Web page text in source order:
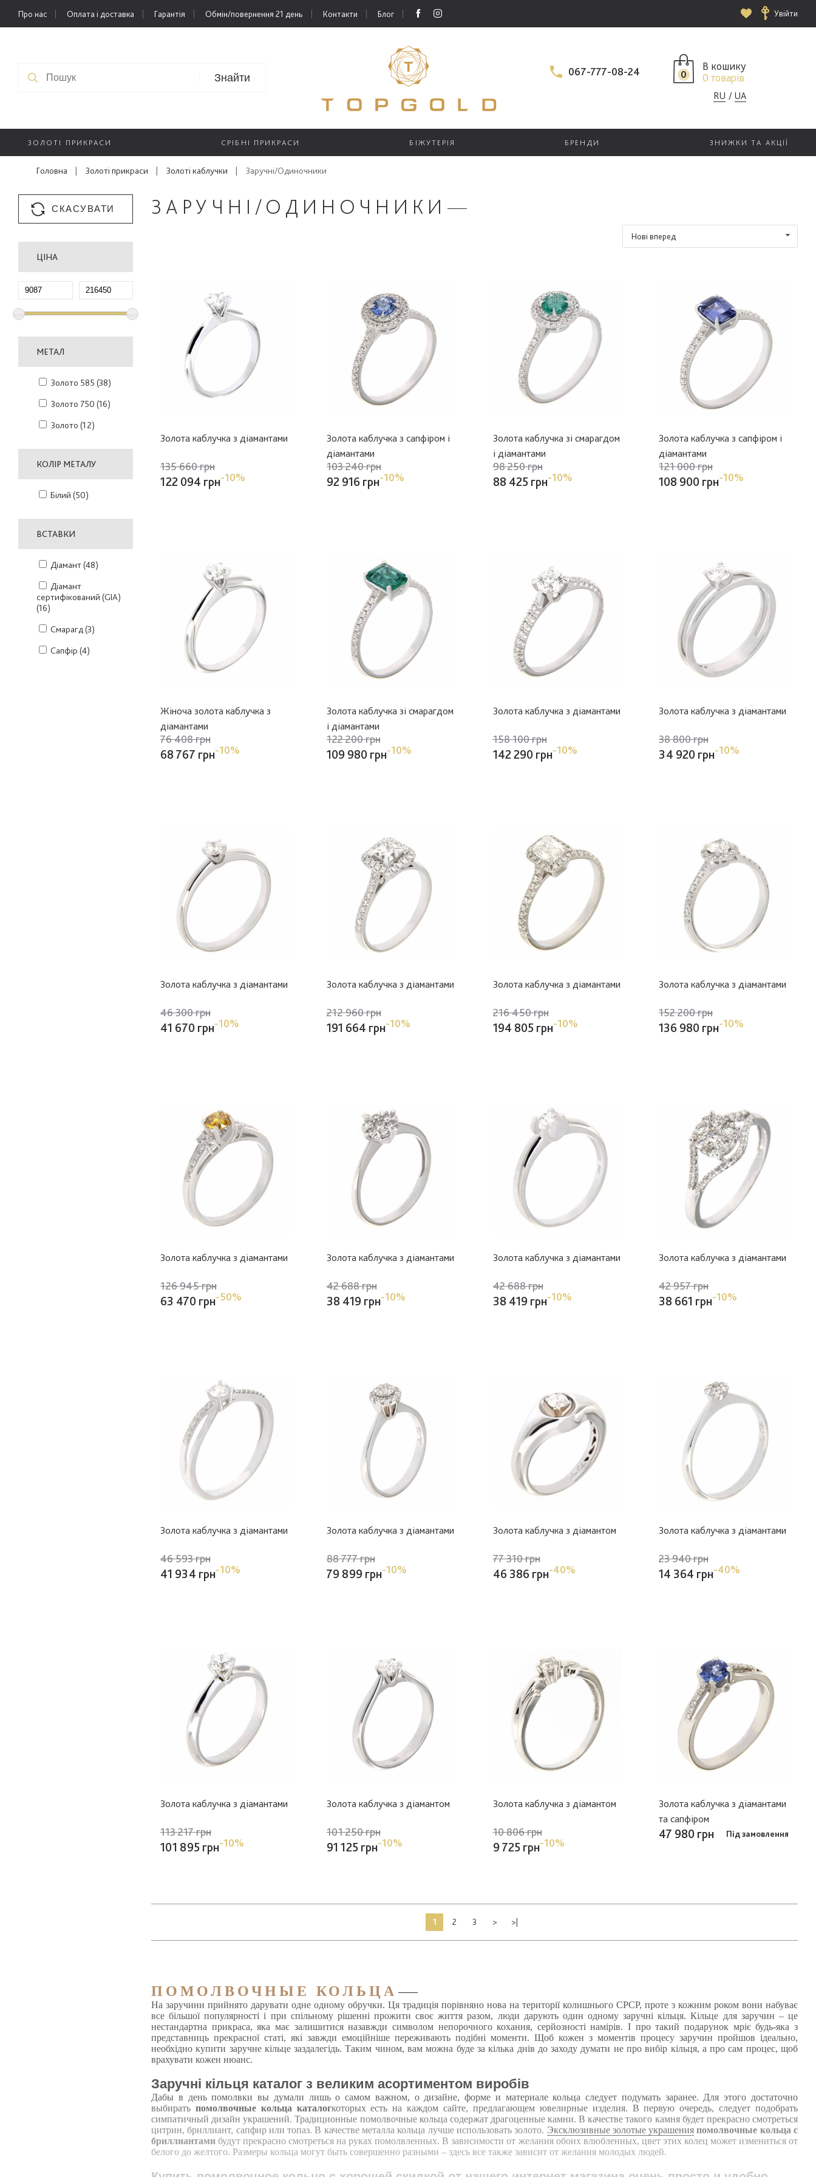
Про нас Оплата і доставка Гарантія Обмін/повернення 21 день Контакти Блог Увійти
Знайти 067-777-08-24 0
В кошику
0 товарів
RU UA
ЗОЛОТІ ПРИКРАСИ СРІБНІ ПРИКРАСИ БІЖУТЕРІЯ БРЕНДИ ЗНИЖКИ ТА АКЦІЇ
Головна | Золоті прикраси | Золоті каблучки | Заручні/Одиночники
СКАСУВАТИ
ЦІНА
МЕТАЛ
Золото 585 (38)
Золото 750 (16)
Золото (12)
КОЛІР МЕТАЛУ
Білий (50)
ВСТАВКИ
Діамант(48)
Діамант
сертифікований (GIA)
(16)
Смарагд(3)
Сапфір (4)
ЗАРУЧНІ/ОДИНОЧНИКИ
Нові вперед
Золота каблучка з діамантами
135 660 грн
122 094 грн-10%
Золота каблучка з сапфіром і
діамантами
103 240 грн
92 916 грн-10%
Золота каблучка зі смарагдом
і діамантами
98 250 грн
88 425 грн-10%
Золота каблучка з сапфіром і
діамантами
121 000 грн
108 900 грн-10%
Жіноча золота каблучка з
діамантами
76 408 грн
68 767 грн-10%
Золота каблучка зі смарагдом
і діамантами
122 200 грн
109 980 грн-10%
Золота каблучка з діамантами
158 100 грн
142 290 грн-10%
Золота каблучка з діамантами
38 800 грн
34 920 грн-10%
Золота каблучка з діамантами
46 300 грн
41 670 грн-10%
Золота каблучка з діамантами
212 960 грн
191 664 грн-10%
Золота каблучка з діамантами
216 450 грн
194 805 грн-10%
Золота каблучка з діамантами
152 200 грн
136 980 грн-10%
Золота каблучка з діамантами
126 945 грн
63 470 грн-50%
Золота каблучка з діамантами
42 688 грн
38 419 грн-10%
Золота каблучка з діамантами
42 688 грн
38 419 грн-10%
Золота каблучка з діамантами
42 957 грн
38 661 грн-10%
Золота каблучка з діамантами
46 593 грн
41 934 грн-10%
Золота каблучка з діамантами
88 777 грн
79 899 грн-10%
Золота каблучка з діамантом
77 310 грн
46 386 грн-40%
Золота каблучка з діамантами
23 940 грн
14 364 грн-40%
Золота каблучка з діамантами
113 217 грн
101 895 грн-10%
Золота каблучка з діамантом
101 250 грн
91 125 грн-10%
Золота каблучка з діамантом
10 806 грн
9 725 грн-10%
Золота каблучка з діамантами
та сапфіром
47 980 грн Під замовлення
1 2 3 > >|
ПОМОЛВОЧНЫЕ КОЛЬЦА
На заручини прийнято дарувати одне одному обручки. Ця традиція порівняно нова на території колишнього СРСР, проте з кожним роком вони набуває
все більшої популярності і при спільному рішенні прожити своє життя разом, люди дарують один одному заручні кільця. Кільце для заручин – це
нестандартна прикраса, яка має залишитися назавжди символом непорочного кохання, серйозності намірів. І про такий подарунок мріє будь-яка з
представниць прекрасної статі, які завжди емоційніше переживають подібні моменти. Щоб кожен з моментів процесу заручин пройшов ідеально,
необхідно купити заручне кільце заздалегідь. Таким чином, вам можна буде за кілька днів до заходу думати не про вибір кільця, а про сам процес, щоб
врахувати кожен нюанс.
Заручні кільця каталог з великим асортиментом виробів
Дабы в день помолвки вы думали лишь о самом важном, о дизайне, форме и материале кольца следует подумать заранее. Для этого достаточно
выбирать помолвочные кольца каталогкоторых есть на каждом сайте, предлагающем ювелирные изделия. В первую очередь, следует подобрать
симпатичный дизайн украшений. Традиционные помолвочные кольца содержат драгоценные камни. В качестве такого камня будет прекрасно смотреться
цитрин, бриллиант, сапфир или топаз. В качестве металла кольца лучше использовать золото. Эксклюзивные золотые украшения помолвочные кольца с
бриллиантами будут прекрасно смотреться на руках помолвленных. В зависимости от желания обоих влюбленных, цвет этих колец может измениться от
белого до желтого. Размеры кольца могут быть совершенно разными – здесь все также зависит от желания молодых людей.